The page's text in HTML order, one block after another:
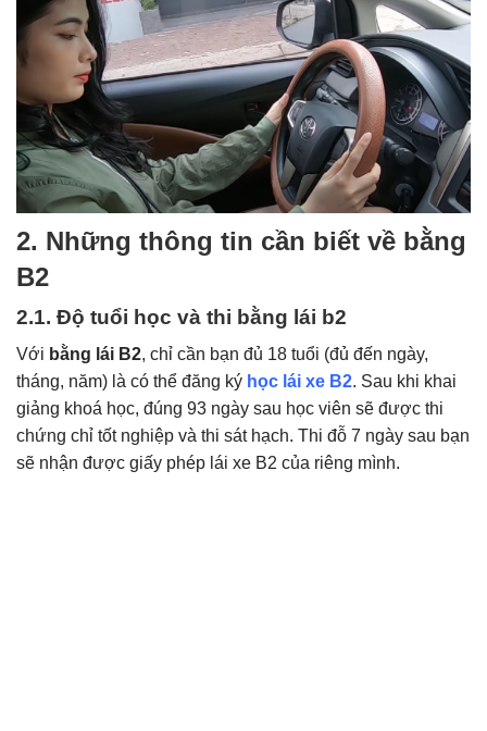
2. Những thông tin cần biết về bằng
B2
2.1. Độ tuổi học và thi bằng lái b2
Với bằng lái B2, chỉ cần bạn đủ 18 tuổi (đủ đến ngày,
tháng, năm) là có thể đăng ký học lái xe B2. Sau khi khai
giảng khoá học, đúng 93 ngày sau học viên sẽ được thi
chứng chỉ tốt nghiệp và thi sát hạch. Thi đỗ 7 ngày sau bạn
sẽ nhận được giấy phép lái xe B2 của riêng mình.